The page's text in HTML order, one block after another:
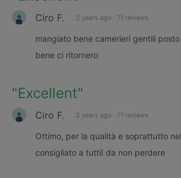
Ciro F. 2 years ago · 71 reviews
mangiato bene camerieri gentili
bene ci ritornero
"Excellent"
Ciro F. 2 years ago · 71 reviews
Ottimo, per la qualità e soprattutto
consigliato a tutti! da non perdere